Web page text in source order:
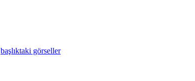
başlıktaki görseller